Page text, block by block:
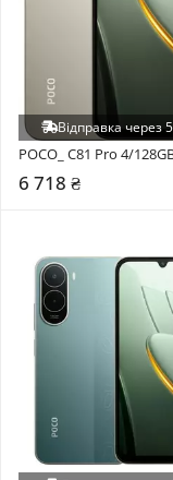
Відправка через
POCO_ C81 Pro 4/
6 718 ₴